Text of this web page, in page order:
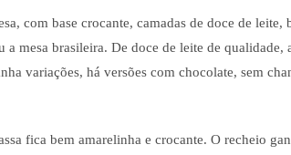
com base crocante, camadas de doce de
a mesa brasileira. De doce de leite de
variações, há versões com chocolate, sem
fica bem amarelinha e crocante. O recheio